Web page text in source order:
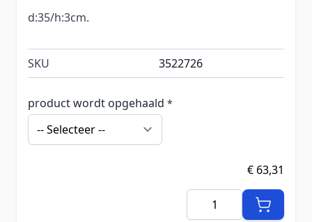
d:35/h:3cm.
SKU 3522726
product wordt opgehaald *
€ 63,31
Aantal